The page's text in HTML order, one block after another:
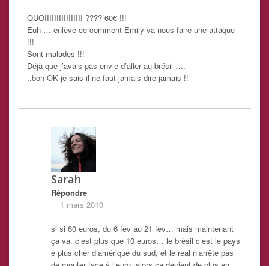
QUOIIIIIIIIIIIIIIII ???? 60€ !!!
Euh … enlève ce comment Emily va nous faire une attaque
!!!
Sont malades !!!
Déjà que j’avais pas envie d’aller au brésil ….
..bon OK je sais il ne faut jamais dire jamais !!
Sarah
Répondre
1 mars 2010
si si 60 euros, du 6 fev au 21 fev… mais maintenant
ça va, c’est plus que 10 euros… le brésil c’est le pays
e plus cher d’amérique du sud, et le real n’arrête pas